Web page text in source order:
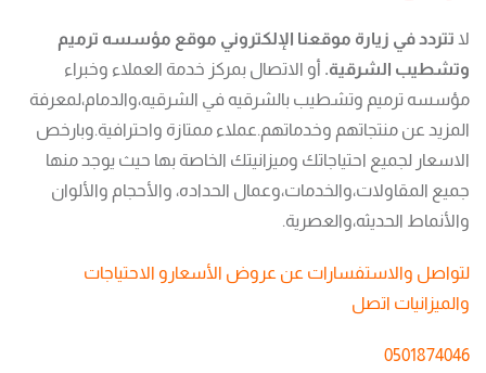
لا تتردد في زيارة موقعنا الإلكتروني موقع مؤسسه ترميم
وتشطيب الشرقية. أو الاتصال بمركز خدمة العملاء وخبراء
مؤسسه ترميم وتشطيب بالشرقيه في الشرقيه،والدمام،لمعرفة
المزيد عن منتجاتهم وخدماتهم.عملاء ممتازة واحترافية.وبارخص
الاسعار لجميع احتياجاتك وميزانيتك الخاصة بها حيث يوجد منها
جميع المقاولات،والخدمات،وعمال الحداده، والأحجام والألوان
والأنماط الحديثه،والعصرية.
لتواصل والاستفسارات عن عروض الأسعارو الاحتياجات
والميزانيات اتصل
0501874046